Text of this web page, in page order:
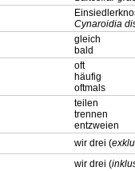
Cynaroidia
gleich
bald
oft
häufig
oftmals
teilen
trennen
entzweien
wir drei (
wir drei (